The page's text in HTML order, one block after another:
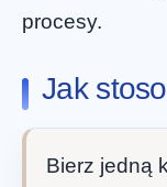
procesy.
Jak
Bierz jedną